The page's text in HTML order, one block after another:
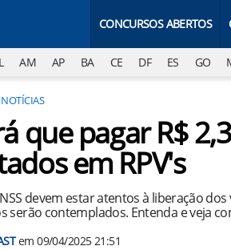
CONCURSOS ABERTOS
AM AP BA CE DF ES GO
NOTÍCIAS
que pagar R$
em RPV's
devem estar atentos à liberação
serão contemplados. Entenda e veja
em09/04/2025 21:51